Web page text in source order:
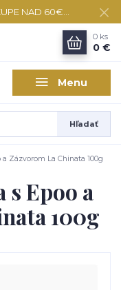
NAD 60€...
Menu
Hľadať
0 ks
0 €
Zázvorom La Chinata 100g
s Epoo a
100g